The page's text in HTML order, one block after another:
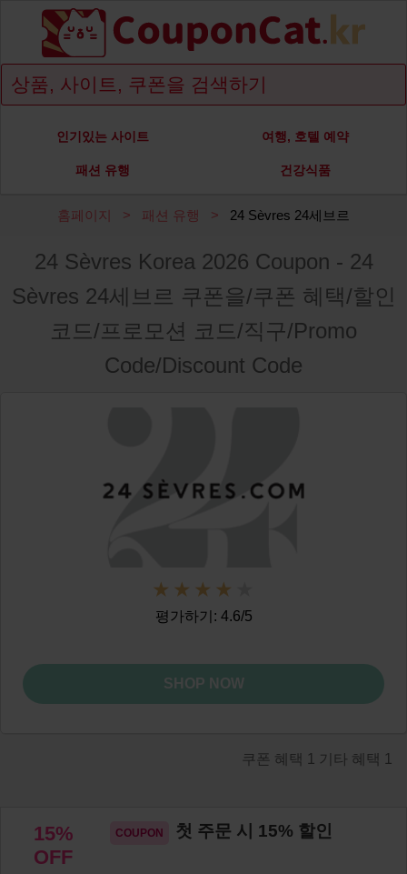
인기있는 사이트 여행, 호텔 예약
패션 유행 건강식품
홈페이지 패션 유행 24 Sèvres 24세브르
24 Sèvres Korea 2026 Coupon - 24
Sèvres 24세브르 쿠폰을/쿠폰 혜택/할인
코드/프로모션 코드/직구/Promo
Code/Discount Code
평가하기: 4.6/5
SHOP NOW
쿠폰 혜택 1 기타 혜택 1
15%
OFF
첫 주문 시 15% 할인